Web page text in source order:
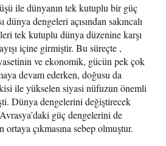
ile dünyanın tek kutuplu bir güç
dengeleri açısından sakıncalı
tek kutuplu dünya düzenine karşı
içine girmiştir. Bu süreçte ,
ve ekonomik, gücün pek çok
devam ederken, doğusu da
ile yükselen siyasi nüfuzun önemli
Dünya dengelerini değiştirecek
güç dengelerini de
çıkmasına sebep olmuştur.